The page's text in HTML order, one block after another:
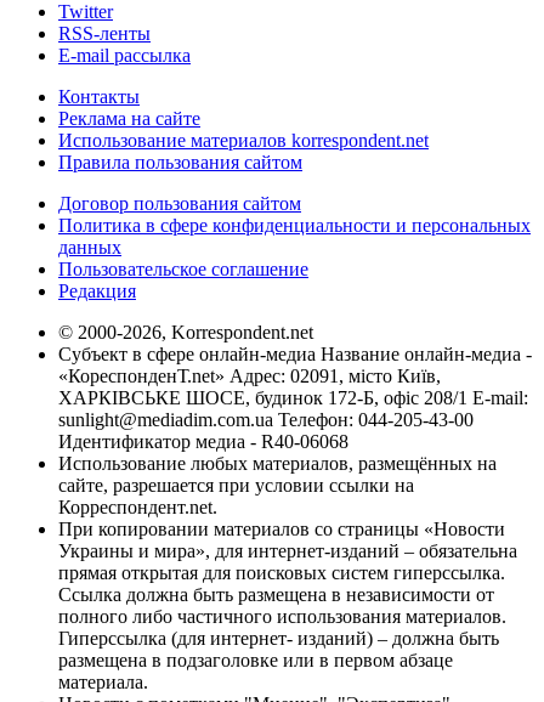
Twitter
RSS-ленты
E-mail рассылка
Контакты
Реклама на сайте
Использование материалов korrespondent.net
Правила пользования сайтом
Договор пользования сайтом
Политика в сфере конфиденциальности и персональных
данных
Пользовательское соглашение
Редакция
© 2000-2026, Korrespondent.net
Субъект в сфере онлайн-медиа Название онлайн-медиа -
«КореспонденТ.net» Адрес: 02091, місто Київ,
ХАРКІВСЬКЕ ШОСЕ, будинок 172-Б, офіс 208/1 E-mail:
sunlight@mediadim.com.ua Телефон: 044-205-43-00
Идентификатор медиа - R40-06068
Использование любых материалов, размещённых на
сайте, разрешается при условии ссылки на
Корреспондент.net.
При копировании материалов со страницы «Новости
Украины и мира», для интернет-изданий – обязательна
прямая открытая для поисковых систем гиперссылка.
Ссылка должна быть размещена в независимости от
полного либо частичного использования материалов.
Гиперссылка (для интернет- изданий) – должна быть
размещена в подзаголовке или в первом абзаце
материала.